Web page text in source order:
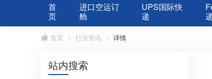
首
页
进口空运订
舱
UPS国际快
递
首页 行业资讯 详情
站内搜索